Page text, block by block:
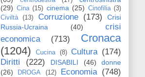
(29) Cina (15) cinema (25) Cinofilia (3)
Civiltà
(13) Corruzione (173)
Crisi
Russia-Ucraina
(40)
crisi
economica
(713)
Cronaca
(1204)
Cucina (8) Cultura (174)
Diritti
(222) DISABILI (46)
donne
(26)
DROGA (12) Economia (748)